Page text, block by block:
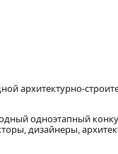
архитектурно-
одноэтапный
дизайнеры,